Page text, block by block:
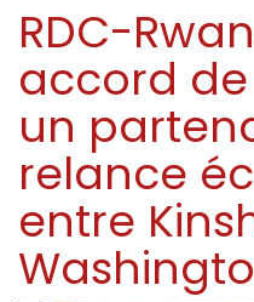
RDC-
accord
un
relance
entre